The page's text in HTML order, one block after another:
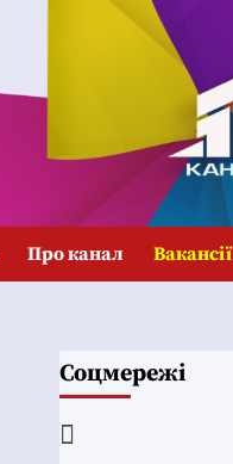
Про канал Вакансії
Соцмережі